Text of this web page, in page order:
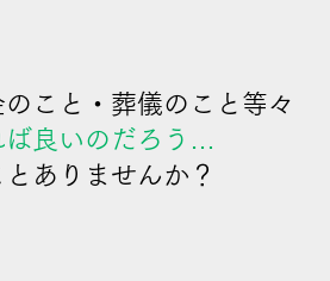
こと・葬儀のこと等々
良いのだろう…
ありませんか？